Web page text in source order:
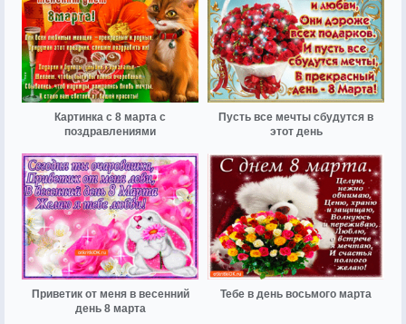
Картинка с 8 марта с
поздравлениями
Пусть все мечты сбудутся в
этот день
Приветик от меня в весенний
день 8 марта
Тебе в день восьмого марта